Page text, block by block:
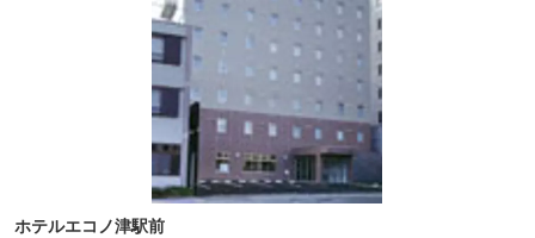
ホテルエコノ津駅前